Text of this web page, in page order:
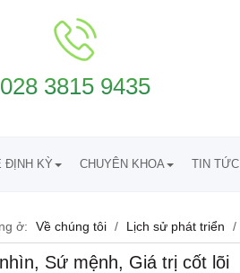
028 3815 9435
ĐỊNH KỲ CHUYÊN KHOA TIN TỨC
ở: Về chúng tôi / Lịch sử phát triển /
Sứ mệnh, Giá trị cốt lõi